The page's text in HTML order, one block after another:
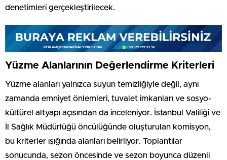
denetimleri gerçekleştirilecek.
Yüzme Alanlarının Değerlendirme Kriterleri
Yüzme alanları yalnızca suyun temizliğiyle değil, aynı
zamanda emniyet önlemleri, tuvalet imkanları ve sosyo-
kültürel altyapı açısından da inceleniyor. İstanbul Valiliği ve
İl Sağlık Müdürlüğü öncülüğünde oluşturulan komisyon,
bu kriterler ışığında alanları belirliyor. Toplantılar
sonucunda, sezon öncesinde ve sezon boyunca düzenli